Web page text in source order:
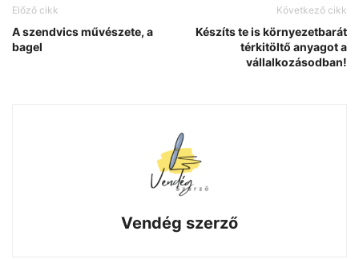
Előző cikk
A szendvics művészete, a
bagel
Következő cikk
Készíts te is környezetbarát
térkitöltő anyagot a
vállalkozásodban!
Vendég szerző